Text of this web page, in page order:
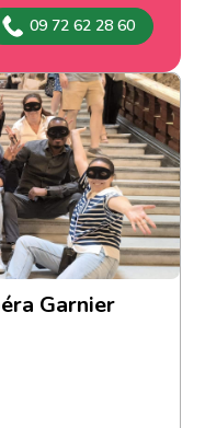
09 72 62 28 60
Garnier